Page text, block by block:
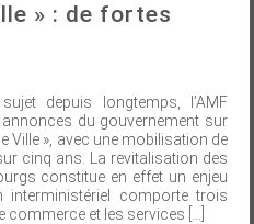
» : de fortes
depuis longtemps, l’AMF
du gouvernement sur
Ville », avec une mobilisation de
cinq ans. La revitalisation des
constitue en effet un enjeu
comporte trois
et les services [...]